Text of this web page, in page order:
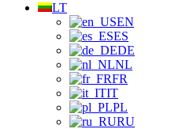
LT
EN
ES
DE
NL
FR
IT
PL
RU